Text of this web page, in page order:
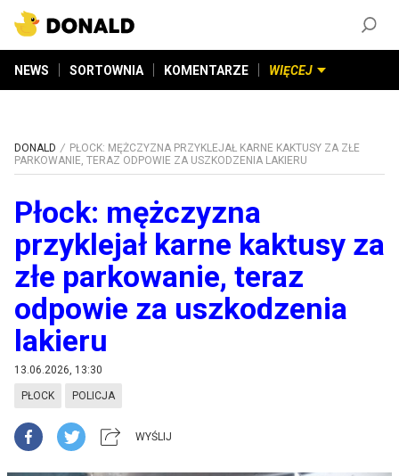
NEWS SORTOWNIA KOMENTARZE WIĘCEJ
DONALD
PŁOCK: MĘŻCZYZNA PRZYKLEJAŁ KARNE KAKTUSY ZA ZŁE
PARKOWANIE, TERAZ ODPOWIE ZA USZKODZENIA LAKIERU
Płock: mężczyzna
przyklejał karne kaktusy za
złe parkowanie, teraz
odpowie za uszkodzenia
lakieru
13.06.2026, 13:30
PŁOCK POLICJA
WYŚLIJ